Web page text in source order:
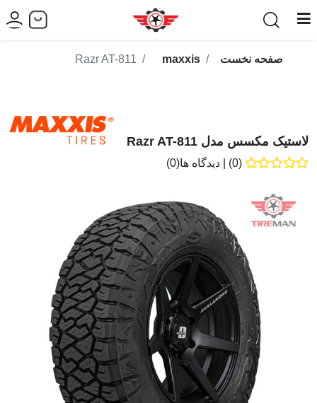
صفحه نخست maxxis
Razr AT-811
لاستیک مکسس مدل Razr AT-811
(0) دیدگاه ها(0)